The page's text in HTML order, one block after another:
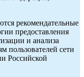
рекомендательные
предоставления
и анализа
пользователей сети
Российской